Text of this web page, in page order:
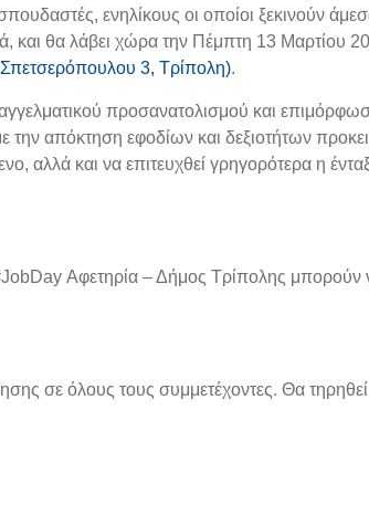
ενηλίκους οι οποίοι ξεκινούν
και θα λάβει χώρα την Πέμπτη 13 Μαρτίου
3, Τρίπολη).
προσανατολισμού και
την απόκτηση εφοδίων και δεξιοτήτων
αλλά και να επιτευχθεί γρηγορότερα η
Αφετηρία – Δήμος Τρίπολης
σε όλους τους συμμετέχοντες. Θα τηρηθεί